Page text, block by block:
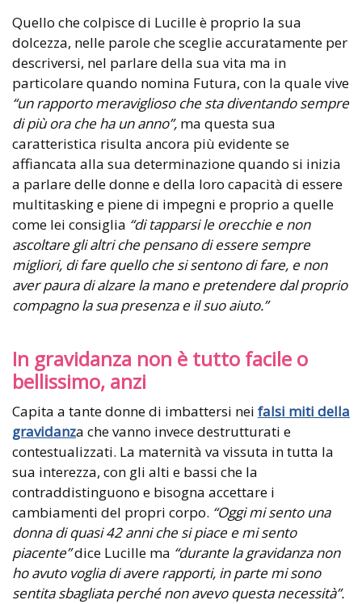
Quello che colpisce di Lucille è proprio la sua
dolcezza, nelle parole che sceglie accuratamente per
descriversi, nel parlare della sua vita ma in
particolare quando nomina Futura, con la quale vive
“un rapporto meraviglioso che sta diventando sempre
di più ora che ha un anno”, ma questa sua
caratteristica risulta ancora più evidente se
affiancata alla sua determinazione quando si inizia
a parlare delle donne e della loro capacità di essere
multitasking e piene di impegni e proprio a quelle
come lei consiglia “di tapparsi le orecchie e non
ascoltare gli altri che pensano di essere sempre
migliori, di fare quello che si sentono di fare, e non
aver paura di alzare la mano e pretendere dal proprio
compagno la sua presenza e il suo aiuto.”
In gravidanza non è tutto facile o
bellissimo, anzi
Capita a tante donne di imbattersi nei falsi miti della
gravidanza che vanno invece destrutturati e
contestualizzati. La maternità va vissuta in tutta la
sua interezza, con gli alti e bassi che la
contraddistinguono e bisogna accettare i
cambiamenti del propri corpo. “Oggi mi sento una
donna di quasi 42 anni che si piace e mi sento
piacente”dice Lucille ma “durante la gravidanza non
ho avuto voglia di avere rapporti, in parte mi sono
sentita sbagliata perché non avevo questa necessità”.